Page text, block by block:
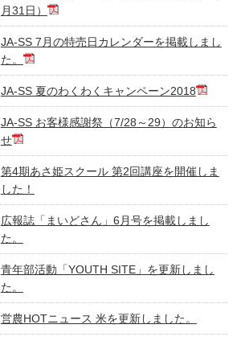
月31日）
JA-SS 7月の特売日カレンダーを掲載しまし
た。
JA-SS 夏のわくわくキャンペーン2018
JA-SS お客様感謝祭（7/28～29）のお知ら
せ
第4期あさ姫スクール 第2回講座を開催しま
した！
広報誌「まいどさん」6月号を掲載しまし
た。
青年部活動「YOUTH SITE」を更新しまし
た。
営農HOTニュース 米を更新しました。